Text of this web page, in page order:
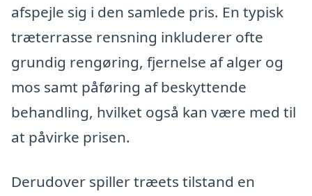
afspejle sig i den samlede pris. En typisk
træterrasse rensning inkluderer ofte
grundig rengøring, fjernelse af alger og
mos samt påføring af beskyttende
behandling, hvilket også kan være med til
at påvirke prisen.
Derudover spiller træets tilstand en